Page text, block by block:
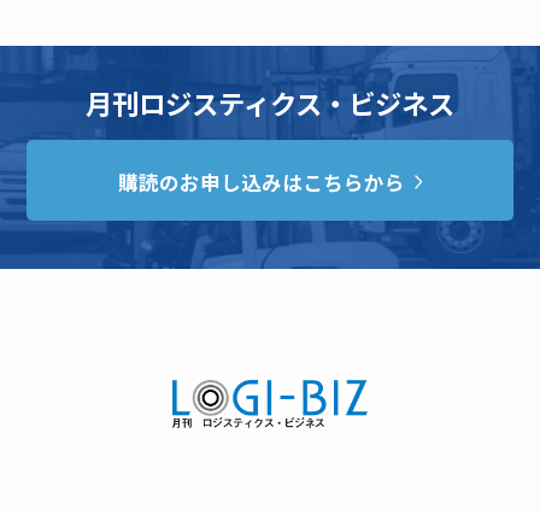
月刊ロジスティクス・ビジネス
購読のお申し込みはこちらから